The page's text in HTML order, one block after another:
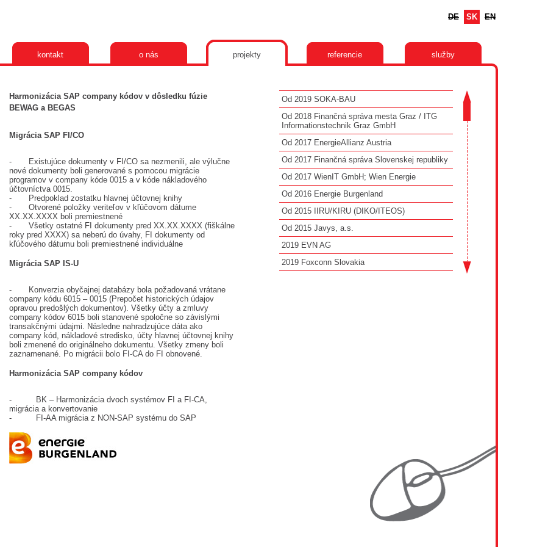
DE SK EN
kontakt o nás projekty referencie služby
Harmonizácia SAP company kódov v dôsledku fúzie
BEWAG a BEGAS
Migrácia SAP FI/CO
- Existujúce dokumenty v FI/CO sa nezmenili, ale výlučne
nové dokumenty boli generované s pomocou migrácie
programov v company kóde 0015 a v kóde nákladového
účtovníctva 0015.
- Predpoklad zostatku hlavnej účtovnej knihy
- Otvorené položky veriteľov v kľúčovom dátume
XX.XX.XXXX boli premiestnené
- Všetky ostatné FI dokumenty pred XX.XX.XXXX (fiškálne
roky pred XXXX) sa neberú do úvahy, FI dokumenty od
kľúčového dátumu boli premiestnené individuálne
Migrácia SAP IS-U
- Konverzia obyčajnej databázy bola požadovaná vrátane
company kódu 6015 – 0015 (Prepočet historických údajov
opravou predošlých dokumentov). Všetky účty a zmluvy
company kódov 6015 boli stanovené spoločne so závislými
transakčnými údajmi. Následne nahradzujúce dáta ako
company kód, nákladové stredisko, účty hlavnej účtovnej knihy
boli zmenené do originálneho dokumentu. Všetky zmeny boli
zaznamenané. Po migrácii bolo FI-CA do FI obnovené.
Harmonizácia SAP company kódov
- BK – Harmonizácia dvoch systémov FI a FI-CA,
migrácia a konvertovanie
- FI-AA migrácia z NON-SAP systému do SAP
Od 2019 SOKA-BAU
Od 2018 Finančná správa mesta Graz / ITG
Informationstechnik Graz GmbH
Od 2017 EnergieAllianz Austria
Od 2017 Finančná správa Slovenskej republiky
Od 2017 WienIT GmbH; Wien Energie
Od 2016 Energie Burgenland
Od 2015 IIRU/KIRU (DIKO/ITEOS)
Od 2015 Javys, a.s.
2019 EVN AG
2019 Foxconn Slovakia
2016 RWA (Raiffeisen Ware Austria)
2015 GTW Management Consulting
2014 - 2015 Energie Burgenland AG